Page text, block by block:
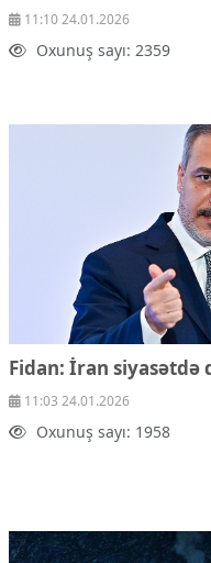
11:10 24.01.2026
Oxunuş sayı: 2359
Fidan: İran
11:03 24.01.2026
Oxunuş sayı: 1958